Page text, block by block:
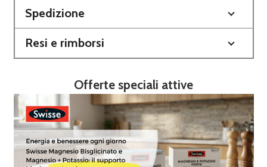
Spedizione
Resi e rimborsi
Offerte speciali attive